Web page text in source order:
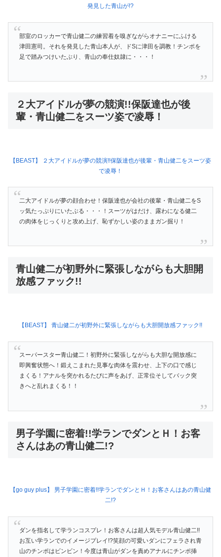
発見した青山が!?
部室のロッカーで青山健二の練習着を嗅ぎながらオナニーにふける
津田憲司。それを発見した青山本人が、ドSに津田を調教！チンポを
足で踏みつけいたぶり、青山の奉仕奴隷に・・・！
２大アイドルが夢の競演!!保阪達也が後
輩・青山健二をスーツ姿で凌辱！
【BEAST】 ２大アイドルが夢の競演!!保阪達也が後輩・青山健二をスーツ姿
で凌辱！
二大アイドルが夢の顔合わせ！保阪達也が会社の後輩・青山健二をS
ッ気たっぷりにいたぶる・・・！スーツがはだけ、露わになる健二
の肉体をじっくりと攻め上げ、恥ずかしい姿のままガン掘り！
青山健二が初野外に緊張しながらも大胆開
放感ファック!!
【BEAST】 青山健二が初野外に緊張しながらも大胆開放感ファック!!
スーパースター青山健二！初野外に緊張しながらも大胆な開放感に
即興奮状態へ！鍛えこまれた見事な肉体を震わせ、上下の口で感じ
まくる！アナルを突かれるたびに声をあげ、正常位そしてバック突
きへと乱れまくる！！
男子学園に密着!!学ランでダンとＨ！お客
さんはあの青山健二!?
【go guy plus】 男子学園に密着!!学ランでダンとＨ！お客さんはあの青山健
二!?
ダンを指名して学ランコスプレ！お客さんは超人気モデル青山健二!!
お互い学ランでのイメージプレイ!?笑顔の可愛いダンにフェラされ青
山のチンポはビンビン！今度は青山がダンを責めアナルにチンポ挿